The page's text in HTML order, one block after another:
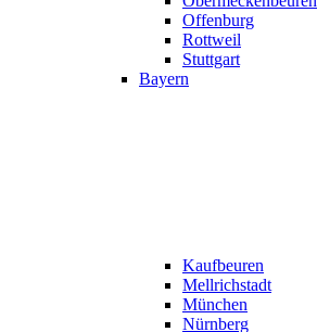
Offenburg
Rottweil
Stuttgart
Bayern
Kaufbeuren
Mellrichstadt
München
Nürnberg